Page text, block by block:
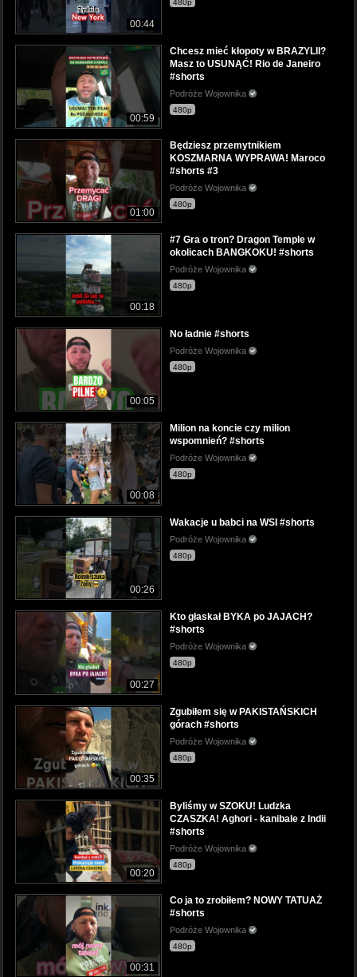
00:44
480p
00:59
Chcesz mieć kłopoty w BRAZYLII?
Masz to USUNĄĆ! Rio de Janeiro
#shorts
Podróże Wojownika
480p
01:00
Będziesz przemytnikiem
KOSZMARNA WYPRAWA! Maroco
#shorts #3
Podróże Wojownika
480p
00:18
#7 Gra o tron? Dragon Temple w
okolicach BANGKOKU! #shorts
Podróże Wojownika
480p
00:05
No ładnie #shorts
Podróże Wojownika
480p
00:08
Milion na koncie czy milion
wspomnień? #shorts
Podróże Wojownika
480p
00:26
Wakacje u babci na WSI #shorts
Podróże Wojownika
480p
00:27
Kto głaskał BYKA po JAJACH?
#shorts
Podróże Wojownika
480p
00:35
Zgubiłem się w PAKISTAŃSKICH
górach #shorts
Podróże Wojownika
480p
00:20
Byliśmy w SZOKU! Ludzka
CZASZKA! Aghori - kanibale z Indii
#shorts
Podróże Wojownika
480p
00:31
Co ja to zrobiłem? NOWY TATUAŻ
#shorts
Podróże Wojownika
480p